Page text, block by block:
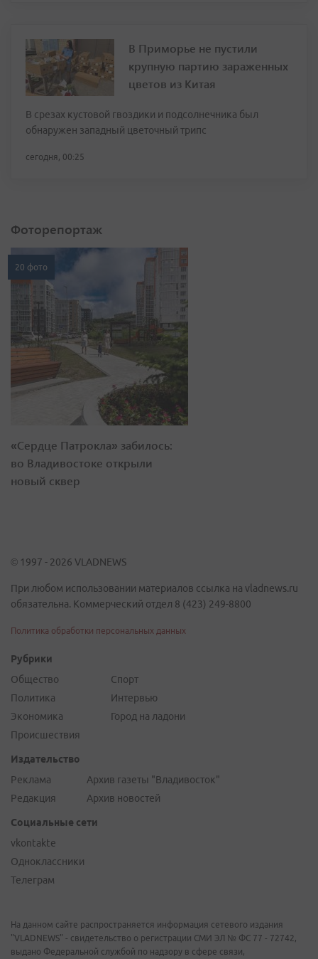
В Приморье не пустили
крупную партию зараженных
цветов из Китая
В срезах кустовой гвоздики и подсолнечника был
обнаружен западный цветочный трипс
сегодня, 00:25
Фоторепортаж
20 фото
«Сердце Патрокла» забилось:
во Владивостоке открыли
новый сквер
© 1997 - 2026 VLADNEWS
При любом использовании материалов ссылка на vladnews.ru
обязательна. Коммерческий отдел 8 (423) 249-8800
Политика обработки персональных данных
Рубрики
Общество
Политика
Экономика
Происшествия
Спорт
Интервью
Город на ладони
Издательство
Реклама
Редакция
Архив газеты "Владивосток"
Архив новостей
Социальные сети
vkontakte
Одноклассники
Телеграм
На данном сайте распространяется информация сетевого издания
"VLADNEWS" - свидетельство о регистрации СМИ ЭЛ № ФС 77 - 72742,
выдано Федеральной службой по надзору в сфере связи,